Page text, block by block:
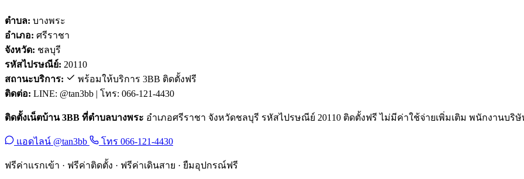
ตำบล: บางพระ
อำเภอ: ศรีราชา
จังหวัด: ชลบุรี
รหัสไปรษณีย์: 20110
สถานะบริการ:
พร้อมให้บริการ 3BB ติดตั้งฟรี
ติดต่อ: LINE: @tan3bb | โทร: 066-121-4430
ติดตั้งเน็ตบ้าน 3BB ที่ตำบลบางพระ อำเภอศรีราชา จังหวัดชลบุรี รหัสไปรษณีย์ 20110 ติดตั้งฟรี ไม่มีค่าใช้จ่ายเพิ่มเติม พนักงานบ
แอดไลน์ @tan3bb โทร 066-121-4430
ฟรีค่าแรกเข้า · ฟรีค่าติดตั้ง · ฟรีค่าเดินสาย · ยืมอุปกรณ์ฟรี